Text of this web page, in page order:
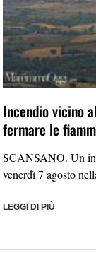
Incendio vicino
fermare le
SCANSANO. Un
venerdì 7 agosto
LEGGI DI PIÙ